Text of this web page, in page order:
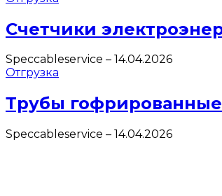
Счетчики
Speccableservice – 14.04.2026
Отгрузка
Трубы гофрированные
Speccableservice – 14.04.2026